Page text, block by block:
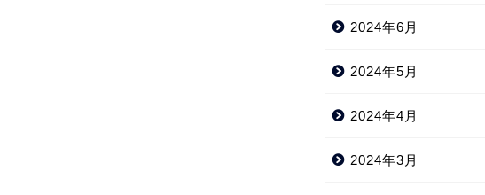
2024年6月
2024年5月
2024年4月
2024年3月